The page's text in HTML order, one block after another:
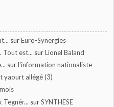
surEuro-Synergies
Tout est... surLionel Baland
surl'information nationaliste
yaourt allégé (3)
Tegnér... surSYNTHESE